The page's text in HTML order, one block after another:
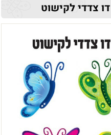
צדדי לקישוט